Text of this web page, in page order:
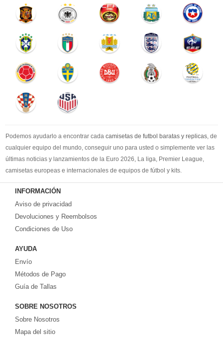
Podemos ayudarlo a encontrar cada camisetas de futbol baratas y replicas , de
cualquier equipo del mundo, conseguir uno para usted o simplemente ver las
últimas noticias y lanzamientos de la Euro 2026, La liga, Premier League,
camisetas europeas e internacionales de equipos de fútbol y kits.
Comprecamisetas de futbol baratasen la tienda deportiva más grande de
Europa. ¡Grandes ofertas en todas las camisetas del club de fútbol, ​​kits
europeos e internacionales, todo a los precios más bajos!
Compre nuestra gran selección de
equipaciones, camisetas y un portero a partir de €17.6. Diseños de fútbol
INFORMACIÓN
Aviso de privacidad
Devoluciones y Reembolsos
Condiciones de Uso
AYUDA
Envío
Métodos de Pago
Guía de Tallas
SOBRE NOSOTROS
Sobre Nosotros
Mapa del sitio